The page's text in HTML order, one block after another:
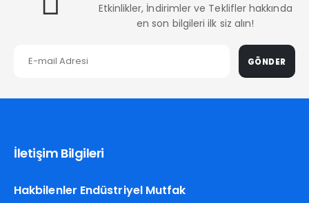
Etkinlikler, İndirimler ve Teklifler hakkında
en son bilgileri ilk siz alın!
GÖNDER
İletişim Bilgileri
Hakbilenler Endüstriyel Mutfak